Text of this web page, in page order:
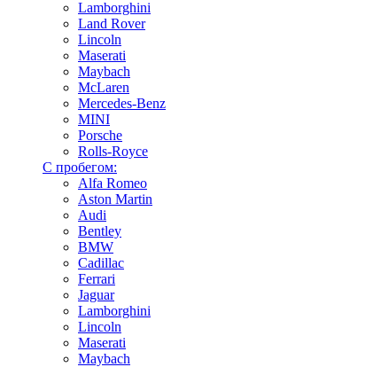
Lamborghini
Land Rover
Lincoln
Maserati
Maybach
McLaren
Mercedes-Benz
MINI
Porsche
Rolls-Royce
С пробегом:
Alfa Romeo
Aston Martin
Audi
Bentley
BMW
Cadillac
Ferrari
Jaguar
Lamborghini
Lincoln
Maserati
Maybach